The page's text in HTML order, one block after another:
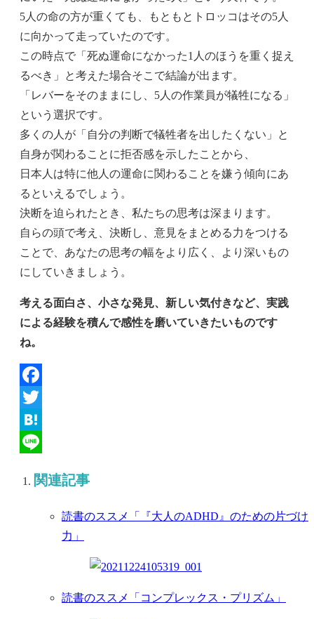
5人の命の方が重くても、もともとトロッコはその5人
に向かって走っていたのです。
この時点で「死ぬ運命になかった1人のほうを重く捉え
るべき」と考えた場合そこで結論が出ます。
「レバーをそのままにし、5人の作業員が犠牲になる」
という選択です。
多くの人が「自分の判断で犠牲者を出したくない」と
自身が関わることに拒否感を示したことから、
日本人は特に他人の運命に関わることを嫌う傾向にあ
るといえるでしょう。
決断を迫られたとき、私たちの思考は深まります。
自らの頭で考え、決断し、意見をまとめる力をつける
ことで、あなたの思考の幅をより広く、より深いもの
にしていきましょう。
考える面白さ、小さな発見、新しい気付きなど、実践
による経験を積んで感性を磨いていきたいものです
ね。
Facebook
Twitter
Hatena
関連記事
読書のススメ「『大人のADHD』のための片づけ
力」
読書のススメ「コンプレックス・プリズム」